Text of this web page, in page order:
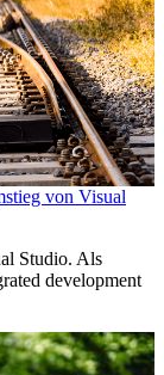
von Visual
Studio. Als
development